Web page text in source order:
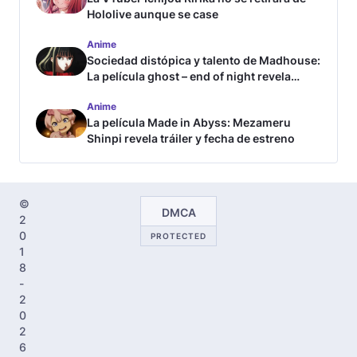
Hololive aunque se case
Anime
Sociedad distópica y talento de Madhouse:
La película ghost – end of night revela
Anime
La película Made in Abyss: Mezameru
Shinpi revela tráiler y fecha de estreno
©
2
0
1
8
-
2
0
2
6
DMCA
PROTECTED